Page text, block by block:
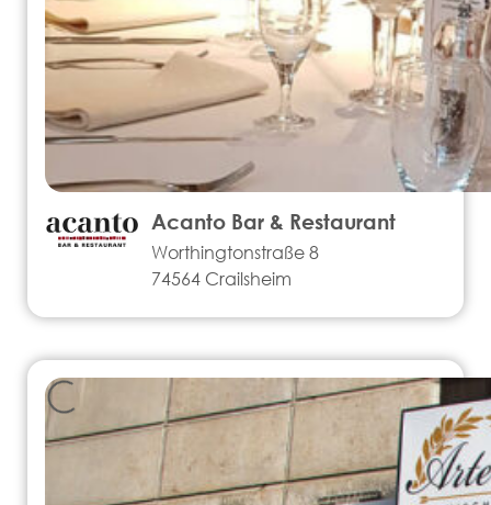
Acanto Bar & Restaurant
Worthingtonstraße 8
74564 Crailsheim